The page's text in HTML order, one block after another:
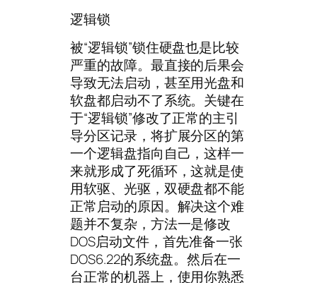
逻辑锁
被“逻辑锁”锁住硬盘也是比较
严重的故障。最直接的后果会
导致无法启动，甚至用光盘和
软盘都启动不了系统。关键在
于“逻辑锁”修改了正常的主引
导分区记录，将扩展分区的第
一个逻辑盘指向自己，这样一
来就形成了死循环，这就是使
用软驱、光驱，双硬盘都不能
正常启动的原因。解决这个难
题并不复杂，方法一是修改
DOS启动文件，首先准备一张
DOS6.22的系统盘。然后在一
台正常的机器上，使用你熟悉